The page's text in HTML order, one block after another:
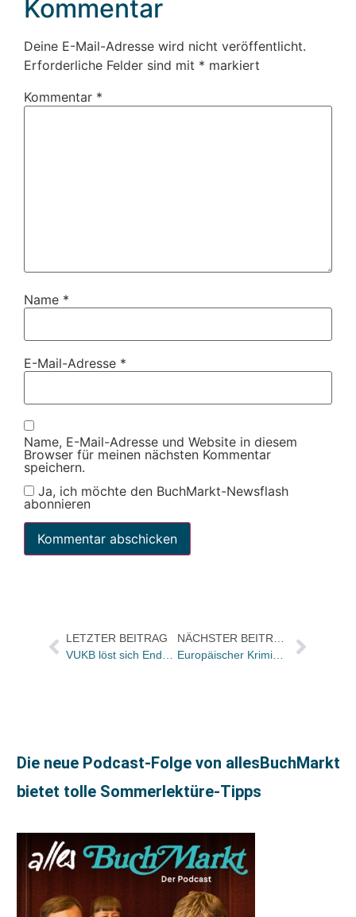
Kommentar
Deine E-Mail-Adresse wird nicht veröffentlicht.
Erforderliche Felder sind mit * markiert
Kommentar *
Name *
E-Mail-Adresse *
Name, E-Mail-Adresse und Website in diesem
Browser für meinen nächsten Kommentar
speichern.
Ja, ich möchte den BuchMarkt-Newsflash
abonnieren
LETZTER BEITRAG
Die neue Podcast-Folge von allesBuchMarkt
bietet tolle Sommerlektüre-Tipps